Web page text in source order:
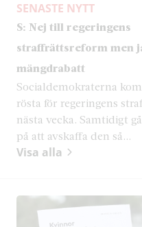
SENASTE NYTT
S: Nej till regeringens
straffrättsreform men
mängdrabatt
Socialdemokraterna
rösta för regeringens
nästa vecka. Samtidigt
på att avskaffa den så...
Visa alla